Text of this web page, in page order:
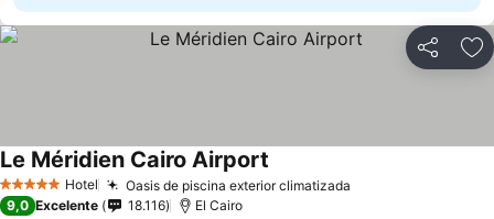
Compartir
5 Estrellas Hotel Oasis de piscina exterior climatizada
Le Méridien Cairo Airport
9,0 Excelente 18.116 El Cairo